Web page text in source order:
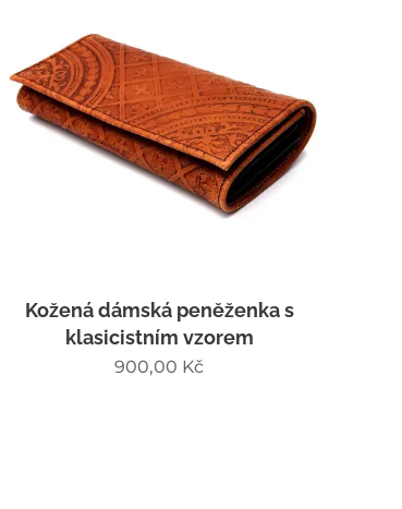
Kožená dámská peněženka s
klasicistním vzorem
900,00 Kč